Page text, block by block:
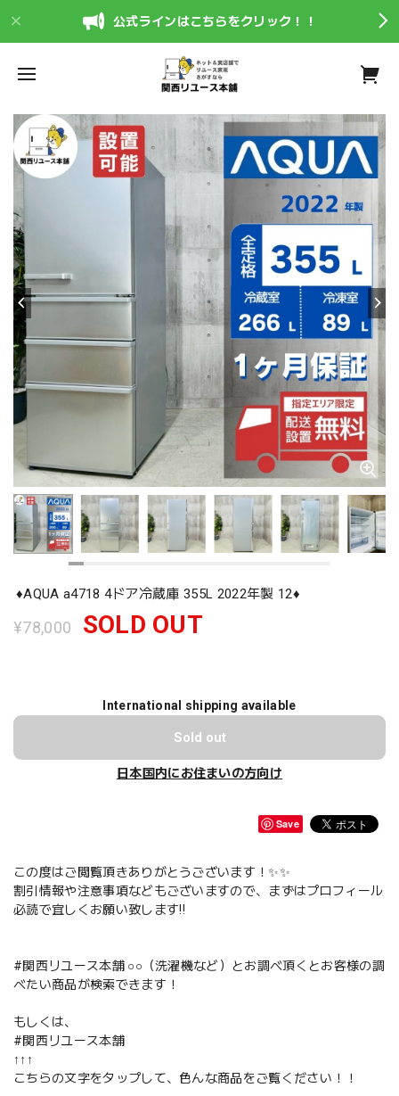
公式ラインはこちらをクリック！！
♦️AQUA a4718 4ドア冷蔵庫 355L 2022年製 12♦️
¥78,000 SOLD OUT
International shipping available
Sold out
日本国内にお住まいの方向け
Save
この度はご閲覧頂きありがとうございます！✨✨
割引情報や注意事項などもございますので、まずはプロフィール
必読で宜しくお願い致します‼️
#関西リユース本舗 ○○（洗濯機など）とお調べ頂くとお客様の調
べたい商品が検索できます！
もしくは、
#関西リユース本舗
↑↑↑
こちらの文字をタップして、色んな商品をご覧ください！！